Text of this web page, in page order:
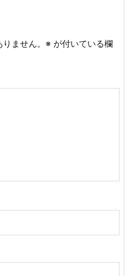
ません。 ※ が付いている欄